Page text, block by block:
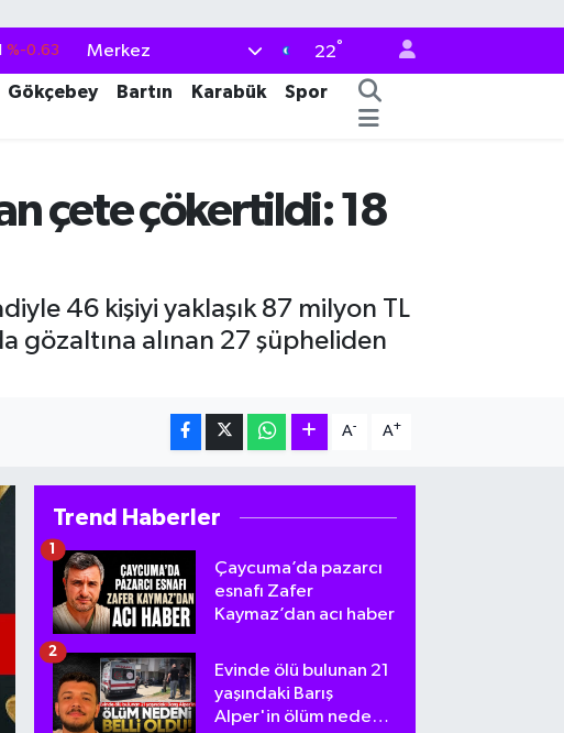
%0.16
%-0.02
%70
Merkez 22°
Gökçebey Bartın Karabük
Spor
çete çökertildi: 18
46 kişiyi yaklaşık 87 milyon TL
gözaltına alınan 27 şüpheliden
A- A+
Trend Haberler
Çaycuma’da pazarcı
esnafı Zafer
Kaymaz’dan acı haber
1
Evinde ölü bulunan 21
yaşındaki Barış
Alper'in ölüm nedeni
2